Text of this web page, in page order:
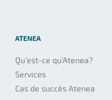
ATENEA
Qu’est-ce qu’Atenea?
Services
Cas de succès Atenea